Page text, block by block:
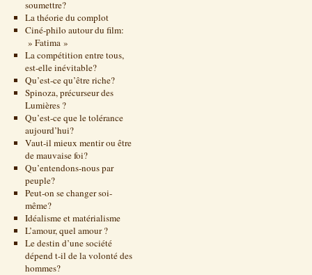
soumettre?
La théorie du complot
Ciné-philo autour du film:
» Fatima »
La compétition entre tous,
est-elle inévitable?
Qu’est-ce qu’être riche?
Spinoza, précurseur des
Lumières ?
Qu’est-ce que le tolérance
aujourd’hui?
Vaut-il mieux mentir ou être
de mauvaise foi?
Qu’entendons-nous par
peuple?
Peut-on se changer soi-
même?
Idéalisme et matérialisme
L’amour, quel amour ?
Le destin d’une société
dépend t-il de la volonté des
hommes?